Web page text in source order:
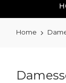
Home